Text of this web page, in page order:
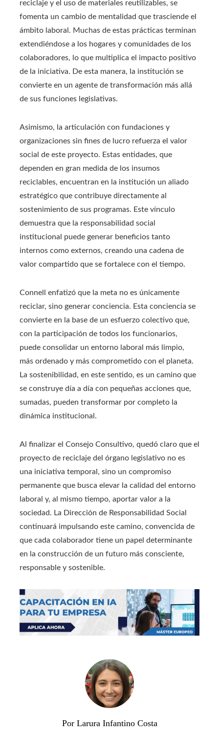
reciclaje y el uso de materiales reutilizables, se
fomenta un cambio de mentalidad que trasciende el
ámbito laboral. Muchas de estas prácticas terminan
extendiéndose a los hogares y comunidades de los
colaboradores, lo que multiplica el impacto positivo
de la iniciativa. De esta manera, la institución se
convierte en un agente de transformación más allá
de sus funciones legislativas.
Asimismo, la articulación con fundaciones y
organizaciones sin fines de lucro refuerza el valor
social de este proyecto. Estas entidades, que
dependen en gran medida de los insumos
reciclables, encuentran en la institución un aliado
estratégico que contribuye directamente al
sostenimiento de sus programas. Este vínculo
demuestra que la responsabilidad social
institucional puede generar beneficios tanto
internos como externos, creando una cadena de
valor compartido que se fortalece con el tiempo.
Connell enfatizó que la meta no es únicamente
reciclar, sino generar conciencia. Esta conciencia se
convierte en la base de un esfuerzo colectivo que,
con la participación de todos los funcionarios,
puede consolidar un entorno laboral más limpio,
más ordenado y más comprometido con el planeta.
La sostenibilidad, en este sentido, es un camino que
se construye día a día con pequeñas acciones que,
sumadas, pueden transformar por completo la
dinámica institucional.
Al finalizar el Consejo Consultivo, quedó claro que el
proyecto de reciclaje del órgano legislativo no es
una iniciativa temporal, sino un compromiso
permanente que busca elevar la calidad del entorno
laboral y, al mismo tiempo, aportar valor a la
sociedad. La Dirección de Responsabilidad Social
continuará impulsando este camino, convencida de
que cada colaborador tiene un papel determinante
en la construcción de un futuro más consciente,
responsable y sostenible.
Por Larura Infantino Costa